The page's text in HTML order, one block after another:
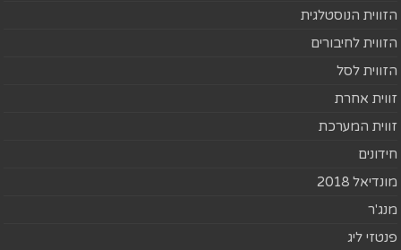
הזווית הנוסטלגית
הזווית לחיבורים
הזווית לסל
זווית אחרת
זווית המערכת
חידונים
מונדיאל 2018
מנג'ר
פנטזי ליג